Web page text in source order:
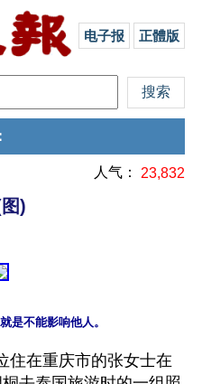
电子报 正體版
：
人气： 23,832
)
住在重庆市的张女士在